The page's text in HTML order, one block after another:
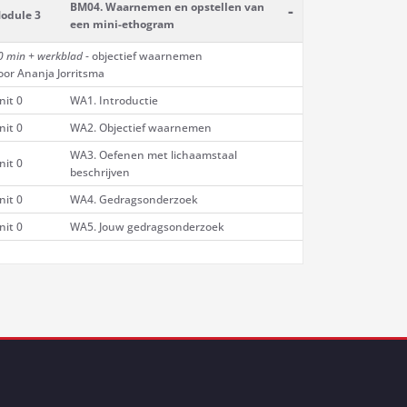
3
BM04. Waarnemen en opstellen van
een mini-ethogram
-
min+ werkblad- objectief waarnemen
Ananja Jorritsma
0
WA1. Introductie
0
WA2. Objectief waarnemen
0
WA3. Oefenen met lichaamstaal
beschrijven
0
WA4. Gedragsonderzoek
0
WA5. Jouw gedragsonderzoek